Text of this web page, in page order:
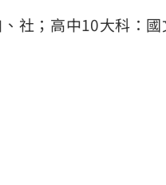
社；高中10大科：